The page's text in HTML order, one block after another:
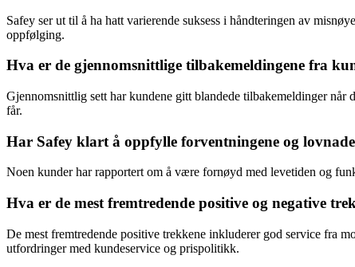
Safey ser ut til å ha hatt varierende suksess i håndteringen av
oppfølging.
Hva er de gjennomsnittlige tilbakemeldingene fra
Gjennomsnittlig sett har kundene gitt blandede tilbakemeldinger
får.
Har Safey klart å oppfylle forventningene og
Noen kunder har rapportert om å være fornøyd med levetiden og
Hva er de mest fremtredende positive og negative
De mest fremtredende positive trekkene inkluderer god service fra
utfordringer med kundeservice og prispolitikk.